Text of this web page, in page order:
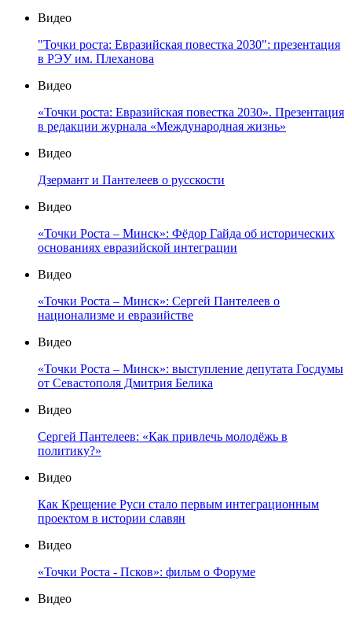
Видео
"Точки роста: Евразийская повестка 2030": презентация
в РЭУ им. Плеханова
Видео
«Точки роста: Евразийская повестка 2030». Презентация
в редакции журнала «Международная жизнь»
Видео
Дзермант и Пантелеев о русскости
Видео
«Точки Роста – Минск»: Фёдор Гайда об исторических
основаниях евразийской интеграции
Видео
«Точки Роста – Минск»: Сергей Пантелеев о
национализме и евразийстве
Видео
«Точки Роста – Минск»: выступление депутата Госдумы
от Севастополя Дмитрия Белика
Видео
Сергей Пантелеев: «Как привлечь молодёжь в
политику?»
Видео
Как Крещение Руси стало первым интеграционным
проектом в истории славян
Видео
«Точки Роста - Псков»: фильм о Форуме
Видео